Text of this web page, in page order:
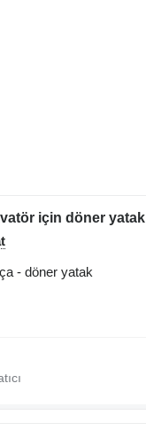
için döner yatak
- döner yatak